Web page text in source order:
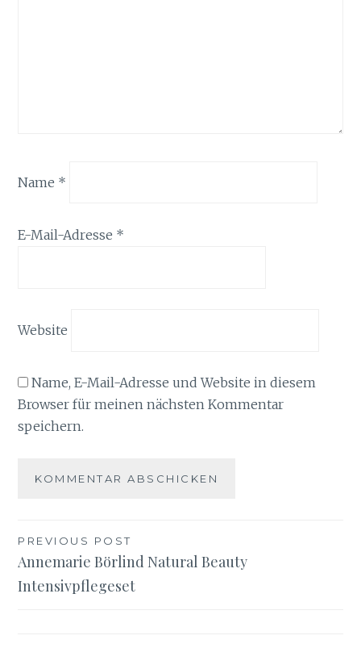
Name *
E-Mail-Adresse *
Website
Name, E-Mail-Adresse und Website in diesem
Browser für meinen nächsten Kommentar
speichern.
Beitragsnavigation
PREVIOUS POST
Annemarie Börlind Natural Beauty
Intensivpflegeset